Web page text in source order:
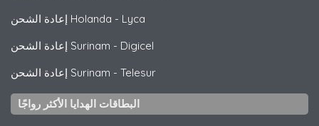
إعادة الشحن Holanda - Lyca
إعادة الشحن Surinam - Digicel
إعادة الشحن Surinam - Telesur
البطاقات الهدايا الأكثر رواجًا